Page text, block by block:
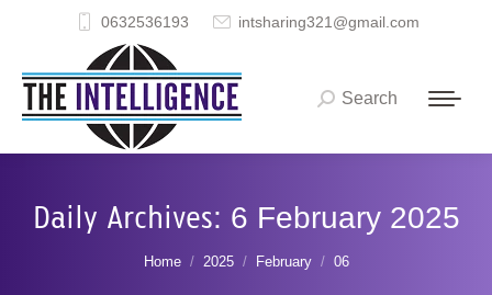
0632536193 intsharing321@gmail.com
Search:
Search
Daily Archives: 6 February 2025
You are here:
Home 2025 February 06